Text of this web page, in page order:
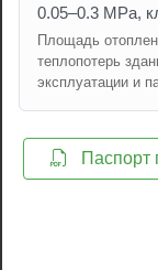
0.05–0.3 MPa,
Площадь
теплопотерь
эксплуатации и
Паспорт